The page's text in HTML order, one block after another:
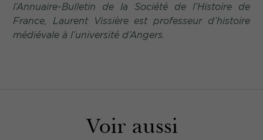
l’Annuaire-Bulletin de la Société de l’Histoire de
France, Laurent Vissière est professeur d’histoire
médiévale à l’université d’Angers.
Voir aussi